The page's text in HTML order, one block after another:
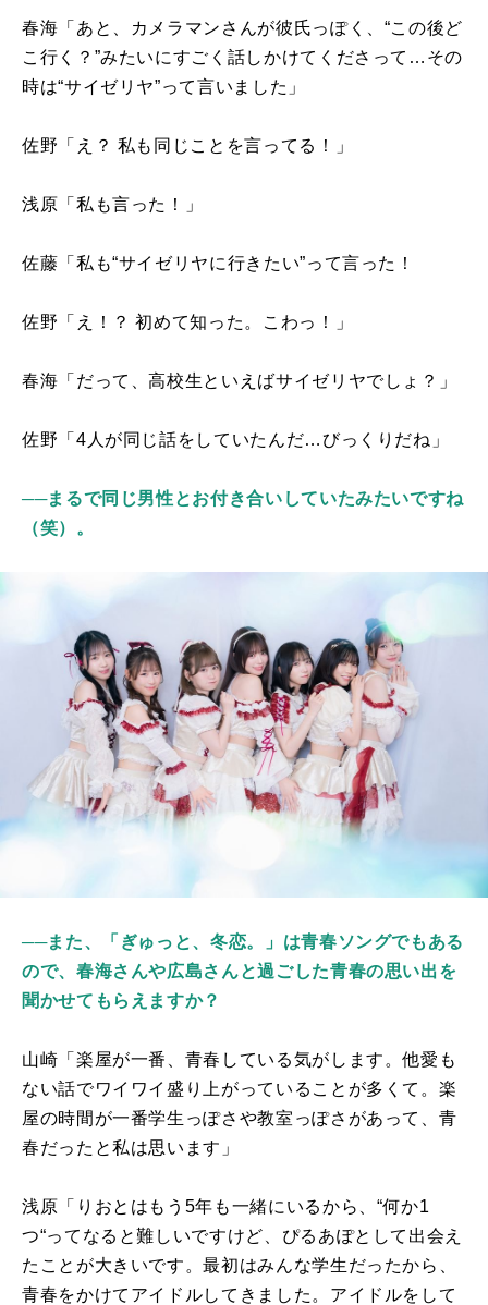
春海「あと、カメラマンさんが彼氏っぽく、“この後ど
こ行く？”みたいにすごく話しかけてくださって…その
時は“サイゼリヤ”って言いました」
佐野「え？ 私も同じことを言ってる！」
浅原「私も言った！」
佐藤「私も“サイゼリヤに行きたい”って言った！
佐野「え！？ 初めて知った。こわっ！」
春海「だって、高校生といえばサイゼリヤでしょ？」
佐野「4人が同じ話をしていたんだ…びっくりだね」
──まるで同じ男性とお付き合いしていたみたいですね
（笑）。
──また、「ぎゅっと、冬恋。」は青春ソングでもある
ので、春海さんや広島さんと過ごした青春の思い出を
聞かせてもらえますか？
山崎「楽屋が一番、青春している気がします。他愛も
ない話でワイワイ盛り上がっていることが多くて。楽
屋の時間が一番学生っぽさや教室っぽさがあって、青
春だったと私は思います」
浅原「りおとはもう 5年も一緒にいるから、“何か1
つ“ってなると難しいですけど、ぴるあぽとして出会え
たことが大きいです。最初はみんな学生だったから、
青春をかけてアイドルしてきました。アイドルをして